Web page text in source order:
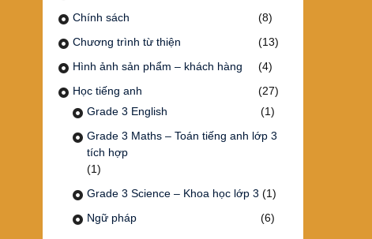
Chính sách
(8)
Chương trình từ thiện
(13)
Hình ảnh sản phẩm – khách hàng
(4)
Học tiếng anh
(27)
Grade 3 English
(1)
Grade 3 Maths – Toán tiếng anh lớp 3
tích hợp
(1)
Grade 3 Science – Khoa học lớp 3 (1)
Ngữ pháp
(6)